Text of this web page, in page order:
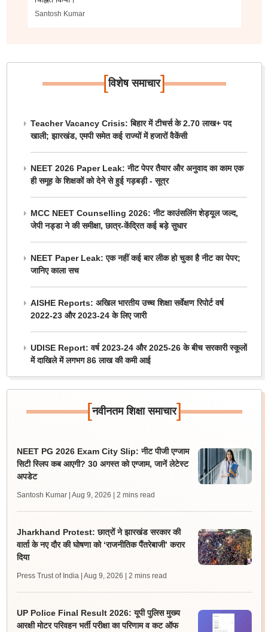
Santosh Kumar
[विशेष समाचार]
Teacher Vacancy Crisis: बिहार में टीचर्स के 2.70 लाख+ पद
खाली; झारखंड, एमपी समेत कई राज्यों में हजारों वैकेंसी
NEET 2026 Paper Leak: नीट पेपर तैयार और अनुवाद का काम एक
ही समूह के शिक्षकों को देने से हुई गड़बड़ी - सूत्र
MCC NEET Counselling 2026: नीट काउंसलिंग शेड्यूल जल्द,
जेपी नड्डा ने की समीक्षा, छात्र-केंद्रित कई बड़े सुधार
NEET Paper Leak: एक नहीं कई बार लीक हो चुका है नीट का पेपर;
जानिए काला सच
AISHE Reports: अखिल भारतीय उच्च शिक्षा सर्वेक्षण रिपोर्ट वर्ष
2022-23 और 2023-24 के लिए जारी
UDISE Report: वर्ष 2023-24 और 2025-26 के बीच सरकारी स्कूलों
में दाखिले में लगभग 86 लाख की कमी आई
[नवीनतम शिक्षा समाचार]
NEET PG 2026 Exam City Slip: नीट पीजी एग्जाम
सिटी स्लिप कब आएगी? 30 अगस्त को एग्जाम, जानें लेटेस्ट
अपडेट
Santosh Kumar | Aug 9, 2026 | 2 mins read
Jharkhand Protest: छात्रों ने झारखंड सरकार की
वार्ता के नए दौर की घोषणा को ‘राजनीतिक पैंतरेबाजी’ करार
दिया
Press Trust of India | Aug 9, 2026 | 2 mins read
UP Police Final Result 2026: यूपी पुलिस मुख्य
आरक्षी मोटर परिवहन भर्ती परीक्षा का परिणाम व कट ऑफ